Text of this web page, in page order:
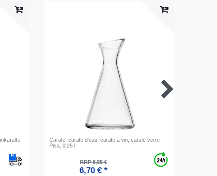
-
Carafe, carafe d'eau, carafe à vin, carafe verre -
Pisa, 0,25 l
RRP 8,85 €
6,70 € *